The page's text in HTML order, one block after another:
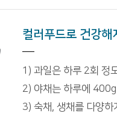
컬러푸드로 건강해
1) 과일은 하루 2회 정
2) 야채는 하루에
3) 숙채, 생채를 다양하